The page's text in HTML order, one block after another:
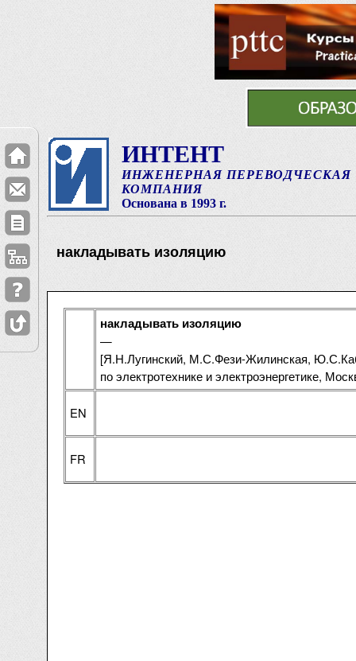
ИНТЕНТ
ИНЖЕНЕРНАЯ ПЕРЕВОДЧЕСКАЯ
КОМПАНИЯ
Основана в 1993 г.
накладывать изоляцию
накладывать изоляцию
—
[Я.Н.Лугинский, М.С.Фези-Жилинская,
по электротехнике и электроэнергетике,
EN
FR